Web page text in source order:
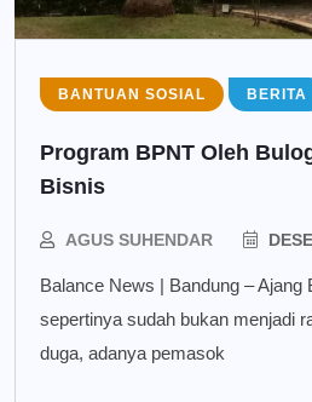
BANTUAN SOSIAL BERITA
Program BPNT Oleh
Bisnis
AGUS SUHENDAR
Balance News | Bandung –
sepertinya sudah bukan menjadi
duga, adanya pemasok